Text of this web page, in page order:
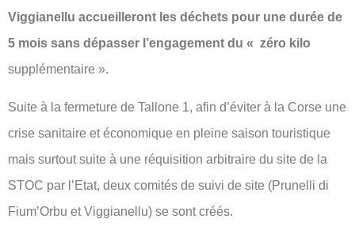
Viggianellu accueilleront les déchets pour une durée de
5 mois sans dépasser l’engagement du « zéro kilo
supplémentaire ».
Suite à la fermeture de Tallone 1, afin d’éviter à la Corse une
crise sanitaire et économique en pleine saison touristique
mais surtout suite à une réquisition arbitraire du site de la
STOC par l’Etat, deux comités de suivi de site (Prunelli di
Fium’Orbu et Viggianellu) se sont créés.